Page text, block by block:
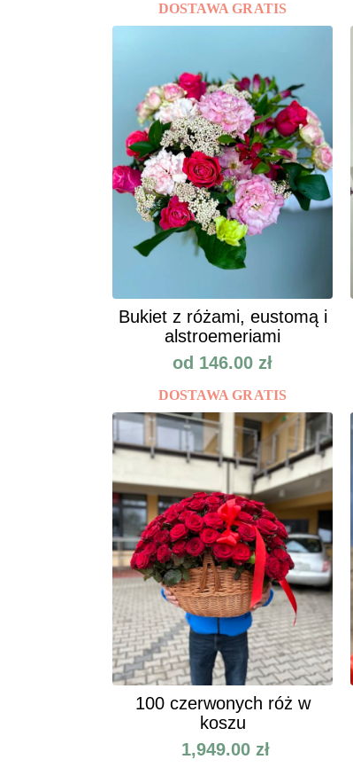
DOSTAWA GRATIS
Bukiet z różami, eustomą i
alstroemeriami
od 146.00 zł
DOSTAWA GRATIS
100 czerwonych róż w
koszu
1,949.00 zł